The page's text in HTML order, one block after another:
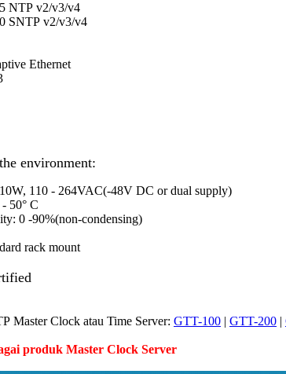
NTP v2/v3/v4
SNTP v2/v3/v4
Ethernet
environment:
110 - 264VAC(-48V DC or dual supply)
50° C
0 -90%(non-condensing)
rack mount
Master Clock atau Time Server: GTT-100 | GTT-200 |
produk Master Clock Server